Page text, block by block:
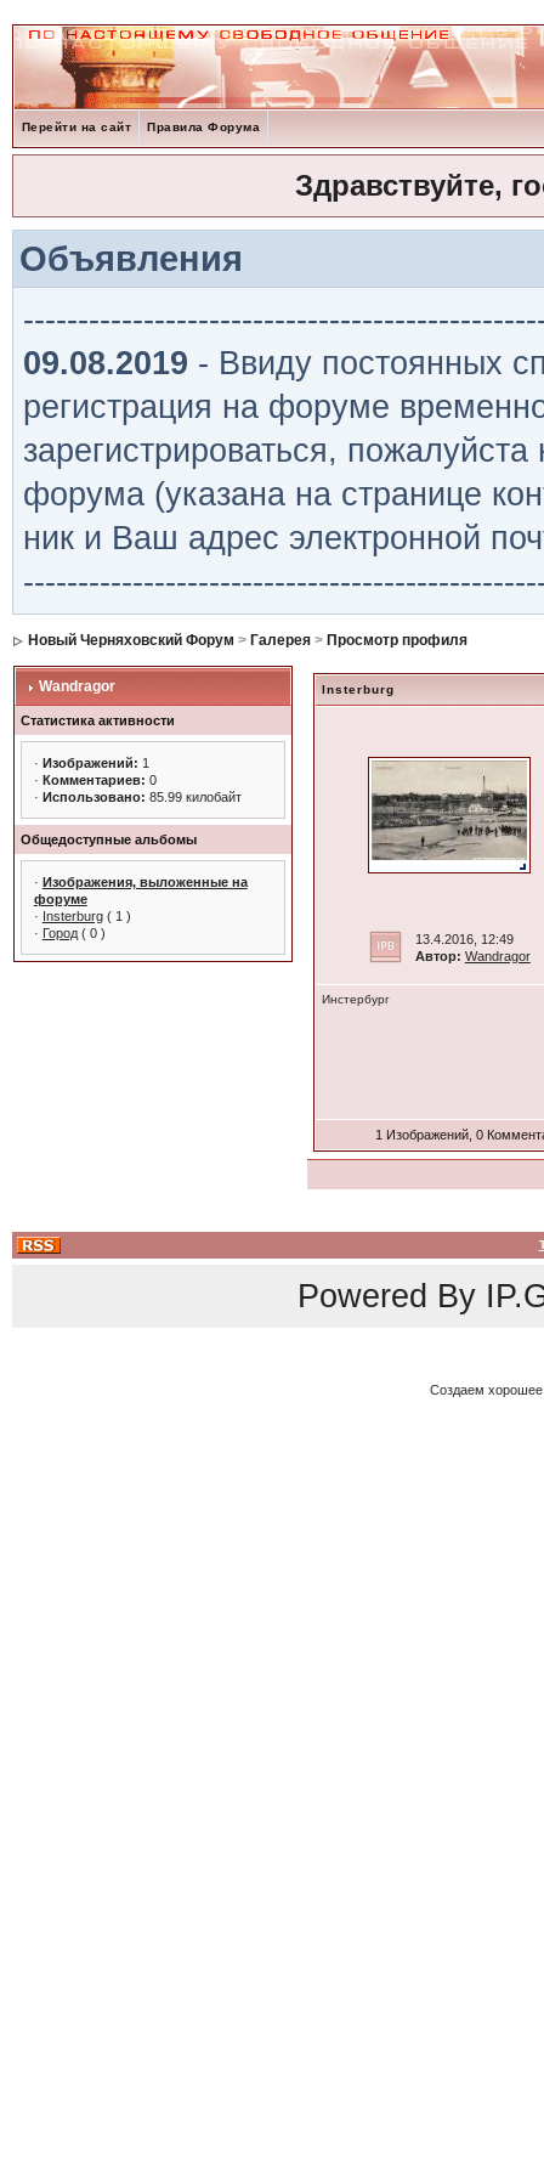
Перейти на сайт Правила Форума
Здравствуйте,
Объявления
09.08.2019 - Ввиду постоянных
регистрация на форуме
зарегистрироваться,
форума (указана на странице
ник и Ваш адрес электронной
Новый Черняховский Форум > Галерея> Просмотр профиля
Wandragor
Статистика активности
· Изображений: 1
· Комментариев: 0
· Использовано: 85.99 килобайт
Общедоступные альбомы
· Изображения, выложенные на
форуме
· Insterburg( 1 )
· Город( 0 )
Insterburg
13.4.2016, 12:49
Автор: Wandragor
Инстербург
1 Изображений, 0
Powered By
Создаем